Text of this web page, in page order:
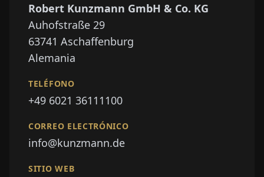
Robert Kunzmann GmbH & Co. KG
Auhofstraße 29
63741 Aschaffenburg
Alemania
TELÉFONO
+49 6021 36111100
CORREO ELECTRÓNICO
info@kunzmann.de
SITIO WEB